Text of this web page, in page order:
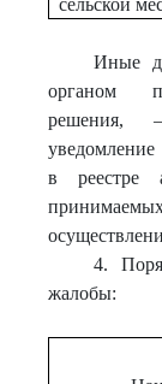
Иные
органом
решения,
в реестре
4.
жалобы: